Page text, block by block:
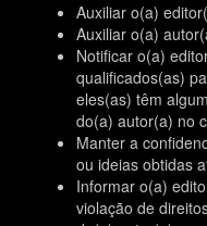
Auxiliar o(a)
Auxiliar o(a)
Notificar o(a)
qualificados(as)
eles(as) têm
do(a) autor(a) no
Manter a
ou ideias obtidas
Informar o(a)
violação de